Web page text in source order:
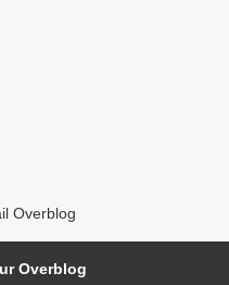
Overblog
Overblog